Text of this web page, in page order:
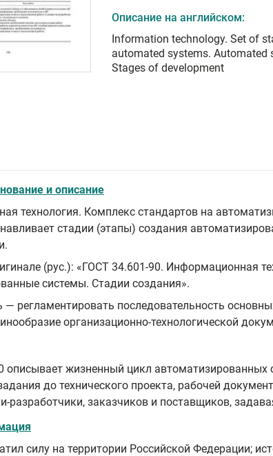
Описание на английском:
Information technology. Set of
automated systems. Automated
Stages of development
и описание
технология. Комплекс стандартов на
стадии (этапы) создания
(рус.): «ГОСТ 34.601-90. Информационная
системы. Стадии создания».
— регламентировать последовательность
организационно-технологической
описывает жизненный цикл автоматизированных
до технического проекта, рабочей
разработчики, заказчиков и поставщиков,
силу на территории Российской Федерации;